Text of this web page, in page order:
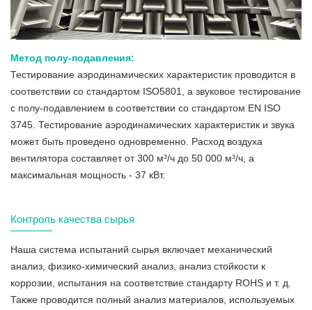
Метод полу-подавления:
Тестирование аэродинамических характеристик проводится в
соответствии со стандартом ISO5801, а звуковое тестирование
с полу-подавлением в соответствии со стандартом EN ISO
3745. Тестирование аэродинамических характеристик и звука
может быть проведено одновременно. Расход воздуха
вентилятора составляет от 300 м³/ч до 50 000 м³/ч, а
максимальная мощность - 37 кВт.
Контроль качества сырья
Наша система испытаний сырья включает механический
анализ, физико-химический анализ, анализ стойкости к
коррозии, испытания на соответствие стандарту ROHS и т. д.
Также проводится полный анализ материалов, используемых